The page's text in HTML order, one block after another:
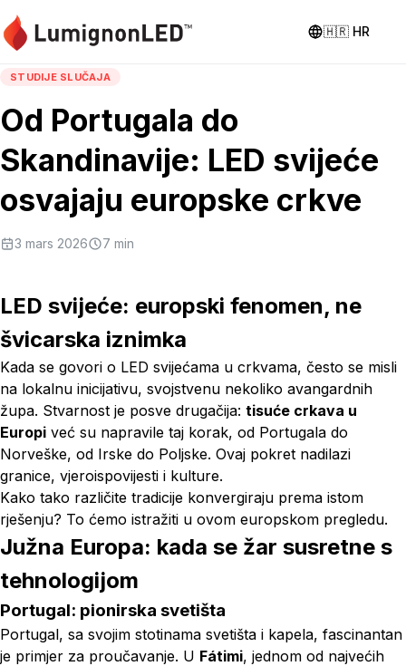
🇭🇷 HR
STUDIJE SLUČAJA
Od Portugala do
Skandinavije: LED svijeće
osvajaju europske crkve
3 mars 2026 7 min
LED svijeće: europski fenomen, ne
švicarska iznimka
Kada se govori o LED svijećama u crkvama, često se misli
na lokalnu inicijativu, svojstvenu nekoliko avangardnih
župa. Stvarnost je posve drugačija: tisuće crkava u
Europi već su napravile taj korak, od Portugala do
Norveške, od Irske do Poljske. Ovaj pokret nadilazi
granice, vjeroispovijesti i kulture.
Kako tako različite tradicije konvergiraju prema istom
rješenju? To ćemo istražiti u ovom europskom pregledu.
Južna Europa: kada se žar susretne s
tehnologijom
Portugal: pionirska svetišta
Portugal, sa svojim stotinama svetišta i kapela, fascinantan
je primjer za proučavanje. U Fátimi, jednom od najvećih